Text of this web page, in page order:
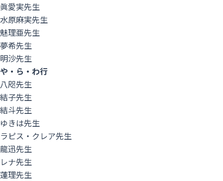
眞愛実先生
水原麻実先生
魅理亜先生
夢希先生
明沙先生
や・ら・わ行
八咫先生
結子先生
結斗先生
ゆきは先生
ラピス・クレア先生
龍迅先生
レナ先生
蓮理先生